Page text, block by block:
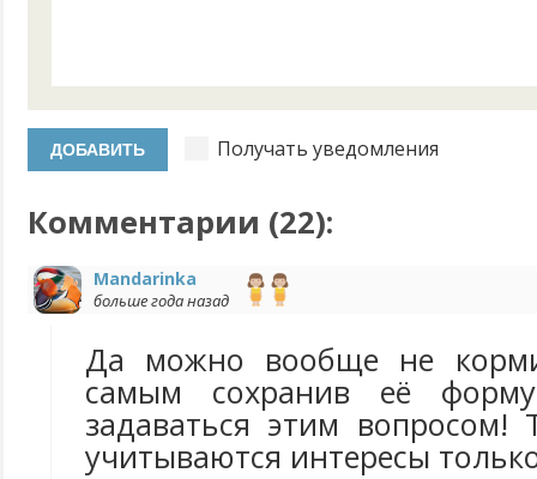
Получать уведомления
Комментарии (22):
Mandarinka
больше года назад
Да можно вообще не
самым сохранив её
задаваться этим вопросом!
учитываются интересы